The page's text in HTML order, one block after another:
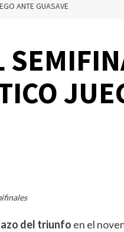
ANTE GUASAVE
del triunfo en el